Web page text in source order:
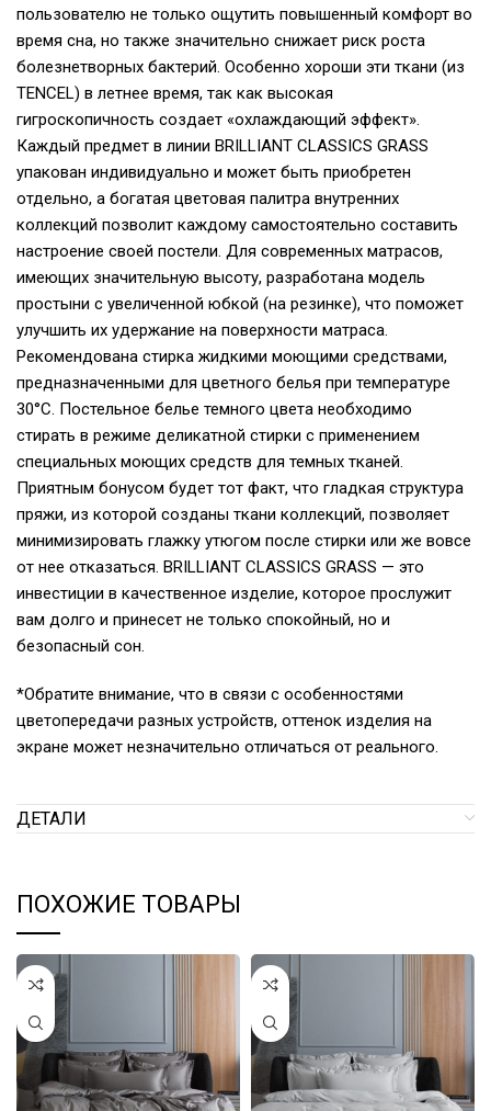
пользователю не только ощутить повышенный комфорт во
время сна, но также значительно снижает риск роста
болезнетворных бактерий. Особенно хороши эти ткани (из
TENCEL) в летнее время, так как высокая
гигроскопичность создает «охлаждающий эффект».
Каждый предмет в линии BRILLIANT CLASSICS GRASS
упакован индивидуально и может быть приобретен
отдельно, а богатая цветовая палитра внутренних
коллекций позволит каждому самостоятельно составить
настроение своей постели. Для современных матрасов,
имеющих значительную высоту, разработана модель
простыни с увеличенной юбкой (на резинке), что поможет
улучшить их удержание на поверхности матраса.
Рекомендована стирка жидкими моющими средствами,
предназначенными для цветного белья при температуре
30°С. Постельное белье темного цвета необходимо
стирать в режиме деликатной стирки с применением
специальных моющих средств для темных тканей.
Приятным бонусом будет тот факт, что гладкая структура
пряжи, из которой созданы ткани коллекций, позволяет
минимизировать глажку утюгом после стирки или же вовсе
от нее отказаться. BRILLIANT CLASSICS GRASS — это
инвестиции в качественное изделие, которое прослужит
вам долго и принесет не только спокойный, но и
безопасный сон.
*Обратите внимание, что в связи с особенностями
цветопередачи разных устройств, оттенок изделия на
экране может незначительно отличаться от реального.
ДЕТАЛИ
ПОХОЖИЕ ТОВАРЫ